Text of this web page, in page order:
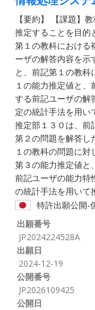
【要約】 【課題】
推定することを目的
第１の教科における
ーザの解答内容を示
と、前記第１の教
１の能力推定値と
する前記ユーザの解
定の統計手法を用い
推定部１３０は、前
第２の問題を解答し
１の教科の問題に
第３の能力推定値と
前記ユーザの能力特
の統計手法を用いて
特許出願公開-
出願番号
JP2024224528A
出願日
2024-12-19
公開番号
JP2026109425
公開日